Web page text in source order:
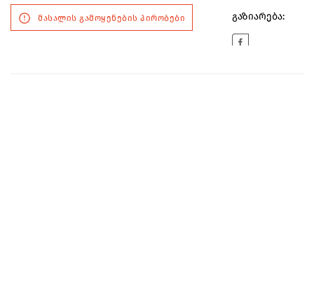
მასალის გამოყენების პირობები გაზიარება: